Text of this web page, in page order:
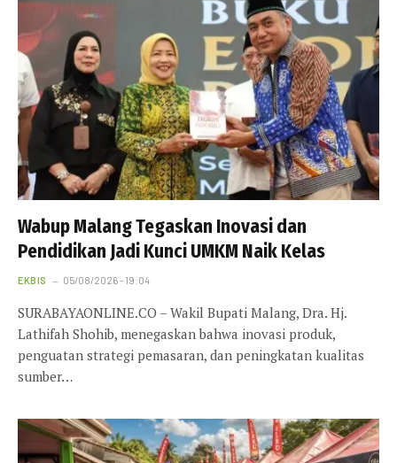
Wabup Malang Tegaskan Inovasi dan
Pendidikan Jadi Kunci UMKM Naik Kelas
EKBIS 05/08/2026 - 19:04
SURABAYAONLINE.CO – Wakil Bupati Malang, Dra. Hj.
Lathifah Shohib, menegaskan bahwa inovasi produk,
penguatan strategi pemasaran, dan peningkatan kualitas
sumber…